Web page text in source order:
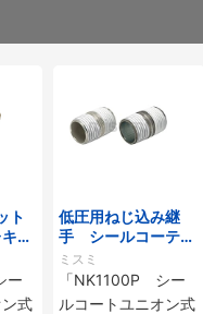
ト
シ
ー
式
低圧用ねじ込み継
手 シールコーティ
ング付 丸ニップル
ミスミ
「NK1100P シー
ルコートユニオン式